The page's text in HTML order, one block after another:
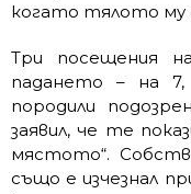
когато тялото му
Три посещения
падането – на
породили
заявил, че те
мястото“.
също е изчезнал